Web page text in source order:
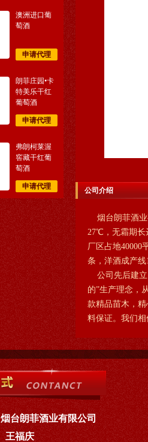
澳洲进口葡
萄酒
申请代理
朗菲庄园•卡
特美乐干红
葡萄酒
申请代理
弗朗柯莱渥
窖藏干红葡
萄酒
申请代理 公司介绍
烟台朗菲酒业
27℃，无霜期长
厂区占地40000
条，洋酒成产线
公司先后建立
的”生产理念，
款精品苗木，
料保证。我们
烟台朗菲酒业有限公司
王福庆